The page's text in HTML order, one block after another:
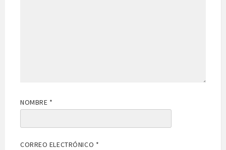
NOMBRE *
CORREO ELECTRÓNICO *